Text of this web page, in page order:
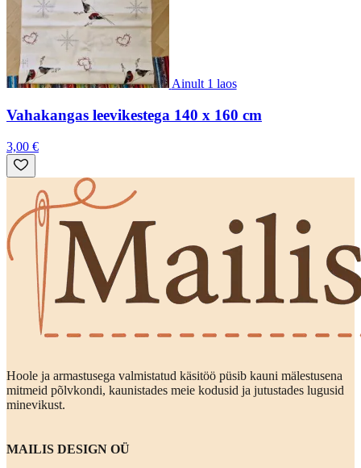
Ainult 1 laos
Vahakangas leevikestega 140 x 160 cm
3,00 €
Hoole ja armastusega valmistatud käsitöö püsib kauni mälestusena
mitmeid põlvkondi, kaunistades meie kodusid ja jutustades lugusid
minevikust.
MAILIS DESIGN OÜ